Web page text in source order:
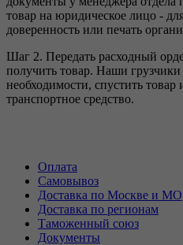
товар на юридическое лицо -
доверенность или печать
Шаг 2. Передать расходный
получить товар. Наши
необходимости, спустить товар
транспортное средство.
Оплата
Самовывоз
Доставка по Москве и МО
Доставка по регионам
Таможенный союз
Документы